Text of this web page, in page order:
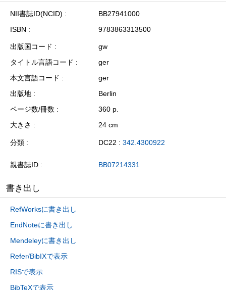
NII書誌ID(NCID)
BB27941000
ISBN
9783863313500
出版国コード
gw
タイトル言語コード
ger
本文言語コード
ger
出版地
Berlin
ページ数/冊数
360 p.
大きさ
24 cm
分類 DC22 : 342.4300922
親書誌ID BB07214331
書き出し
RefWorksに書き出し
EndNoteに書き出し
Mendeleyに書き出し
Refer/BibIXで表示
RISで表示
BibTeXで表示